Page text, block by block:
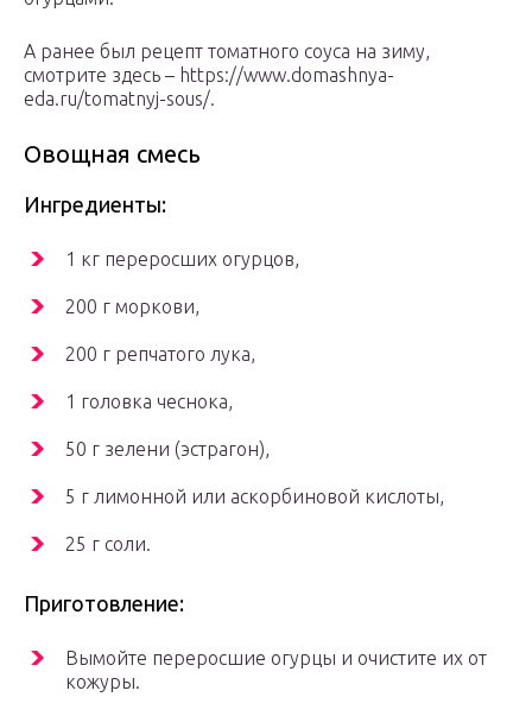
А ранее был рецепт томатного соуса на зиму,
смотрите здесь – https://www.domashnya-
eda.ru/tomatnyj-sous/.
Овощная смесь
Ингредиенты:
1 кг переросших огурцов,
200 г моркови,
200 г репчатого лука,
1 головка чеснока,
50 г зелени (эстрагон),
5 г лимонной или аскорбиновой кислоты,
25 г соли.
Приготовление:
Вымойте переросшие огурцы и очистите их от
кожуры.